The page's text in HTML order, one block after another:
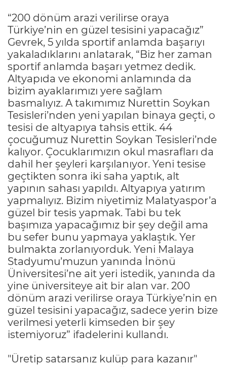
“200 dönüm arazi verilirse oraya
Türkiye’nin en güzel tesisini yapacağız”
Gevrek, 5 yılda sportif anlamda başarıyı
yakaladıklarını anlatarak, “Biz her zaman
sportif anlamda başarı yetmez dedik.
Altyapıda ve ekonomi anlamında da
bizim ayaklarımızı yere sağlam
basmalıyız. A takımımız Nurettin Soykan
Tesisleri’nden yeni yapılan binaya geçti, o
tesisi de altyapıya tahsis ettik. 44
çocuğumuz Nurettin Soykan Tesisleri’nde
kalıyor. Çocuklarımızın okul masrafları da
dahil her şeyleri karşılanıyor. Yeni tesise
geçtikten sonra iki saha yaptık, alt
yapının sahası yapıldı. Altyapıya yatırım
yapmalıyız. Bizim niyetimiz Malatyaspor’a
güzel bir tesis yapmak. Tabi bu tek
başımıza yapacağımız bir şey değil ama
bu sefer bunu yapmaya yaklaştık. Yer
bulmakta zorlanıyorduk. Yeni Malaya
Stadyumu’muzun yanında İnönü
Üniversitesi’ne ait yeri istedik, yanında da
yine üniversiteye ait bir alan var. 200
dönüm arazi verilirse oraya Türkiye’nin en
güzel tesisini yapacağız, sadece yerin bize
verilmesi yeterli kimseden bir şey
istemiyoruz” ifadelerini kullandı.
"Üretip satarsanız kulüp para kazanır"